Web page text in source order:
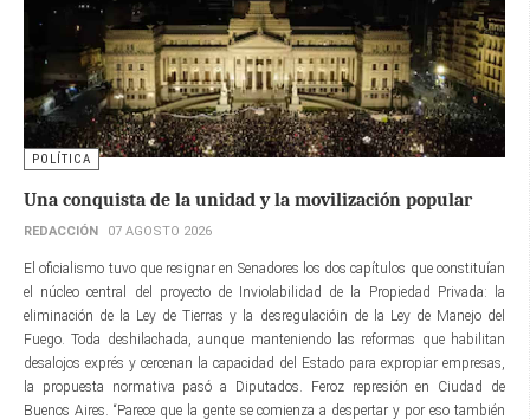
POLÍTICA
Una conquista de la unidad y la movilización popular
REDACCIÓN 07 AGOSTO 2026
El oficialismo tuvo que resignar en Senadores los dos capítulos que constituían
el núcleo central del proyecto de Inviolabilidad de la Propiedad Privada: la
eliminación de la Ley de Tierras y la desregulacióin de la Ley de Manejo del
Fuego. Toda deshilachada, aunque manteniendo las reformas que habilitan
desalojos exprés y cercenan la capacidad del Estado para expropiar empresas,
la propuesta normativa pasó a Diputados. Feroz represión en Ciudad de
Buenos Aires. “Parece que la gente se comienza a despertar y por eso también